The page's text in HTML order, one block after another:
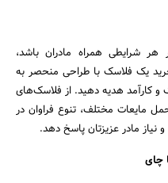
هر شرایطی همراه مادران باشد،
یک فلاسک با طراحی منحصر به
و کارآمد هدیه دهید. از فلاسک‌های
مایعات مختلف، تنوع فراوان در
نیاز مادر عزیزتان پاسخ دهد.